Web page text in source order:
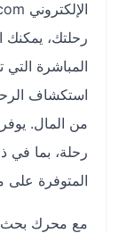
رحلتك، يمكنك
استكشاف الرحلات
من المال. يوفر
رحلة، بما في ذلك
المتوفرة على
مع محرك بحث